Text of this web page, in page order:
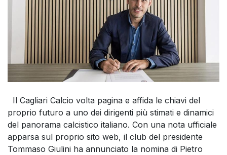
Il Cagliari Calcio volta pagina e affida le chiavi del
proprio futuro a uno dei dirigenti più stimati e dinamici
del panorama calcistico italiano. Con una nota ufficiale
apparsa sul proprio sito web, il club del presidente
Tommaso Giulini ha annunciato la nomina di Pietro